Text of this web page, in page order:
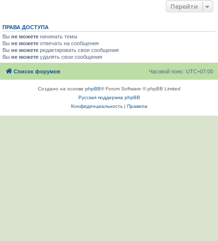
Перейти
ПРАВА ДОСТУПА
Вы не можете начинать темы
Вы не можете отвечать на сообщения
Вы не можете редактировать свои сообщения
Вы не можете удалять свои сообщения
Список форумов Часовой пояс: UTC+07:00
Создано на основе phpBB® Forum Software © phpBB Limited
Русская поддержка phpBB
Конфиденциальность| Правила